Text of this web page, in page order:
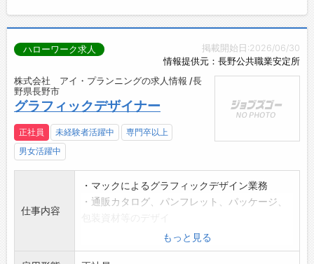
掲載開始日:2026/06/30
情報提供元：長野公共職業安定所
ハローワーク求人
株式会社 アイ・プランニングの求人情報 /長
野県長野市
グラフィックデザイナー
正社員 未経験者活躍中
専門卒以上
男女活躍中
仕事内容
・マックによるグラフィックデザイン業務
・通販カタログ、パンフレット、パッケージ、
・その他デザインに関する業務
もっと見る